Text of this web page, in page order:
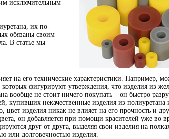
исключительным
их по-
обязаны своим
В статье мы
на его технические характеристики. Например,
фигурируют утверждения, что изделия из
вообще не стоит ничего покупать – он быстро
купивших некачественные изделия из полиуретана
цвет изделия никак не влияет на его прочность и
он добавляется при помощи красителей уже во
друг от друга, выделяя свои изделия на
или долговечностью изделия.